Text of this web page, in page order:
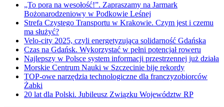
„To pora na wesołość!”. Zapraszamy na Jarmark
Bożonarodzeniowy w Podkowie Leśnej
Strefa Czystego Transportu w Krakowie. Czym jest i czemu
ma służyć?
Velo-city 2025, czyli energetyzująca solidarność Gdańska
Czas na Gdańsk. Wykorzystać w pełni potencjał roweru
Najlepszy w Polsce system informacji przestrzennej już działa
Morskie Centrum Nauki w Szczecinie bije rekordy
TOP-owe narzędzia technologiczne dla franczyzobiorców
Żabki
20 lat dla Polski. Jubileusz Związku Województw RP